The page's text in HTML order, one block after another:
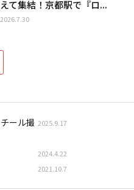
えて集結！京都駅で『ロ...
2026.7.30
ール撮 2025.9.17
2024.4.22
2021.10.7